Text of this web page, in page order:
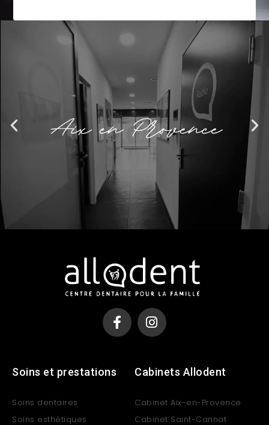
Soins et prestations
Soins dentaires
Soins esthétiques
Cabinets Allodent
Cabinet Aix-en-Provence
Cabinet Saint-Cannat